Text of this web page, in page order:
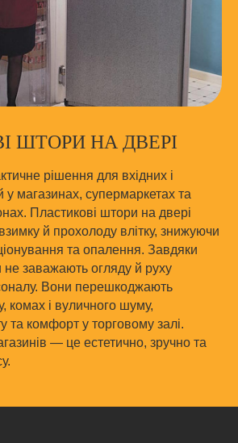
ШТОРИ НА ДВЕРІ
рішення для вхідних і
у магазинах, супермаркетах та
Пластикові штори на двері
й прохолоду влітку, знижуючи
та опалення. Завдяки
не заважають огляду й руху
Вони перешкоджають
комах і вуличного шуму,
та комфорт у торговому залі.
— це естетично, зручно та
ШТОР
опитування, і
що